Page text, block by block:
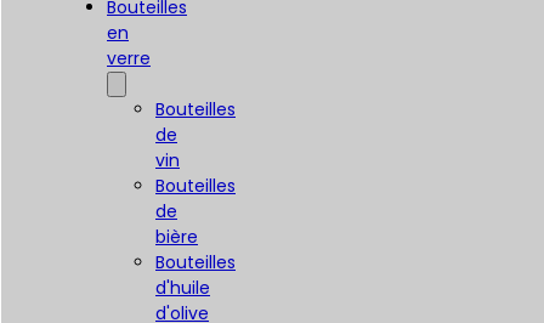
Bouteilles
en
verre
Bouteilles
de
vin
Bouteilles
de
bière
Bouteilles
d'huile
d'olive